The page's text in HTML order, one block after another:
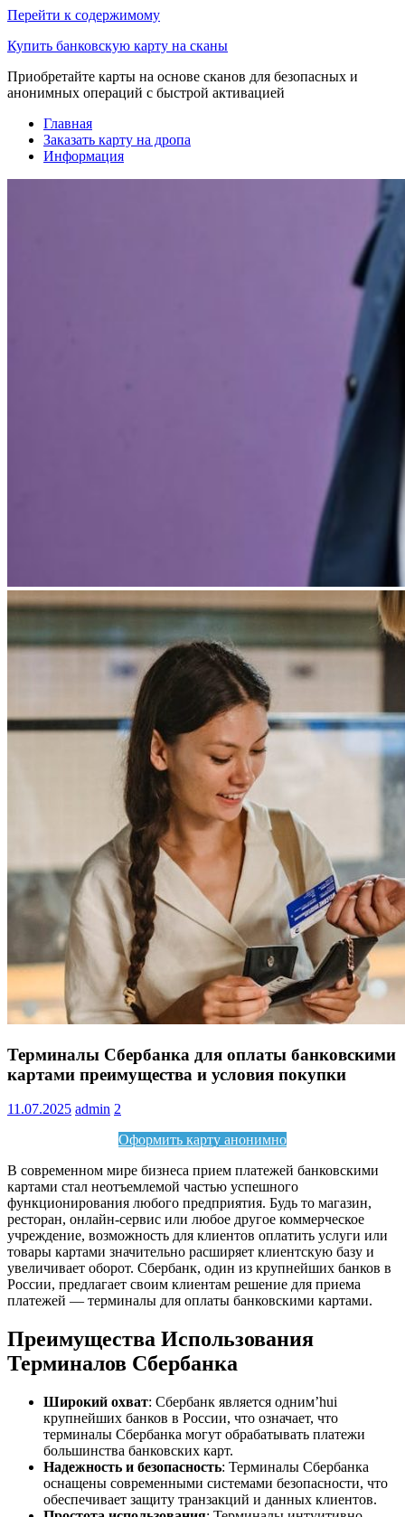
Перейти к содержимому
Купить банковскую карту на сканы
Приобретайте карты на основе сканов для безопасных и
анонимных операций с быстрой активацией
Главная
Заказать карту на дропа
Информация
Терминалы Сбербанка для оплаты банковскими
картами преимущества и условия покупки
11.07.2025 admin 2
Оформить карту анонимно
В современном мире бизнеса прием платежей банковскими
картами стал неотъемлемой частью успешного
функционирования любого предприятия. Будь то магазин,
ресторан, онлайн-сервис или любое другое коммерческое
учреждение, возможность для клиентов оплатить услуги или
товары картами значительно расширяет клиентскую базу и
увеличивает оборот. Сбербанк, один из крупнейших банков в
России, предлагает своим клиентам решение для приема
платежей — терминалы для оплаты банковскими картами.
Преимущества Использования
Терминалов Сбербанка
Широкий охват: Сбербанк является одним’hui
крупнейших банков в России, что означает, что
терминалы Сбербанка могут обрабатывать платежи
большинства банковских карт.
Надежность и безопасность: Терминалы Сбербанка
оснащены современными системами безопасности, что
обеспечивает защиту транзакций и данных клиентов.